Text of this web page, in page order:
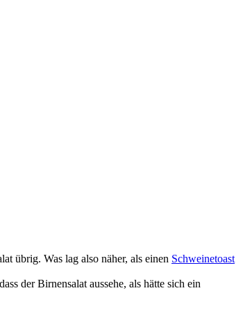
übrig. Was lag also näher, als einen Schweinetoast
der Birnensalat aussehe, als hätte sich ein